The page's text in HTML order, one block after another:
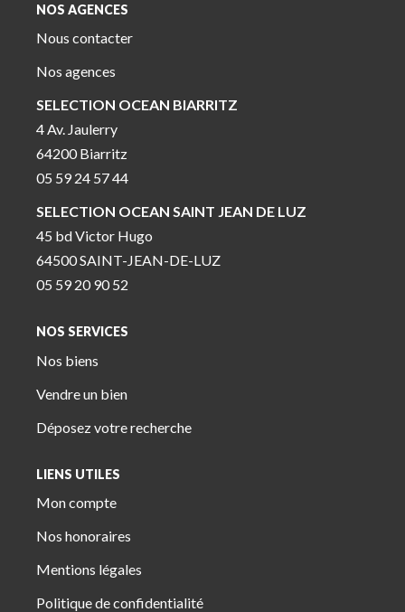
NOS AGENCES
Nous contacter
Nos agences
SELECTION OCEAN BIARRITZ
4 Av. Jaulerry
64200 Biarritz
05 59 24 57 44
SELECTION OCEAN SAINT JEAN DE LUZ
45 bd Victor Hugo
64500 SAINT-JEAN-DE-LUZ
05 59 20 90 52
NOS SERVICES
Nos biens
Vendre un bien
Déposez votre recherche
LIENS UTILES
Mon compte
Nos honoraires
Mentions légales
Politique de confidentialité